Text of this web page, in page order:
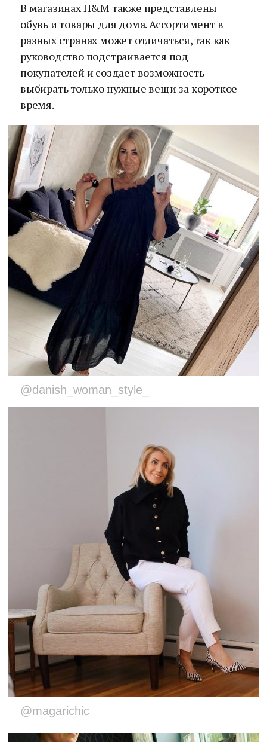
В магазинах H&M также представлены
обувь и товары для дома. Ассортимент в
разных странах может отличаться, так как
руководство подстраивается под
покупателей и создает возможность
выбирать только нужные вещи за короткое
время.
@danish_woman_style_
@magarichic